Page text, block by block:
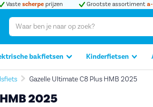
Vaste scherpe prijzen Grootste assortiment
bakfietsen Kinderfietsen
Gazelle Ultimate C8 Plus HMB 2025
2025